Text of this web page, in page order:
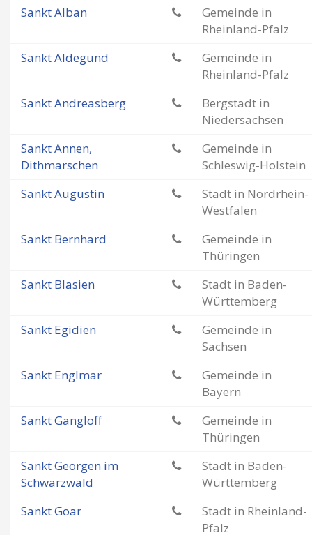
Sankt Alban
Gemeinde in
Rheinland-Pfalz
Sankt Aldegund
Gemeinde in
Rheinland-Pfalz
Sankt Andreasberg
Bergstadt in
Niedersachsen
Sankt Annen,
Dithmarschen
Gemeinde in
Schleswig-Holstein
Sankt Augustin
Stadt in Nordrhein-
Westfalen
Sankt Bernhard
Gemeinde in
Thüringen
Sankt Blasien
Stadt in Baden-
Württemberg
Sankt Egidien
Gemeinde in
Sachsen
Sankt Englmar
Gemeinde in
Bayern
Sankt Gangloff
Gemeinde in
Thüringen
Sankt Georgen im
Schwarzwald
Stadt in Baden-
Württemberg
Sankt Goar
Stadt in Rheinland-
Pfalz